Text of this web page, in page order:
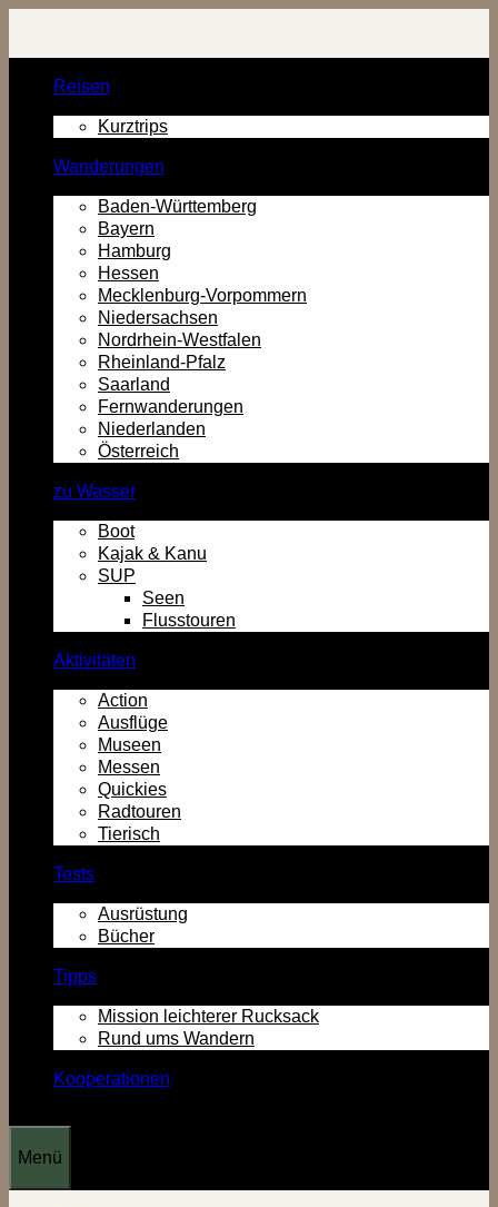
Inhalt
Reisen
Kurztrips
Wanderungen
Baden-Württemberg
Bayern
Hamburg
Hessen
Mecklenburg-Vorpommern
Niedersachsen
Nordrhein-Westfalen
Rheinland-Pfalz
Saarland
Fernwanderungen
Niederlanden
Österreich
zu Wasser
Boot
Kajak & Kanu
SUP
Seen
Flusstouren
Aktivitäten
Action
Ausflüge
Museen
Messen
Quickies
Radtouren
Tierisch
Tests
Ausrüstung
Bücher
Tipps
Mission leichterer Rucksack
Rund ums Wandern
Kooperationen
Menü